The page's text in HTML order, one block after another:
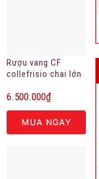
Rượu vang CF
collefrisio chai lớn
hạn
6.500.000₫
MUA NGAY